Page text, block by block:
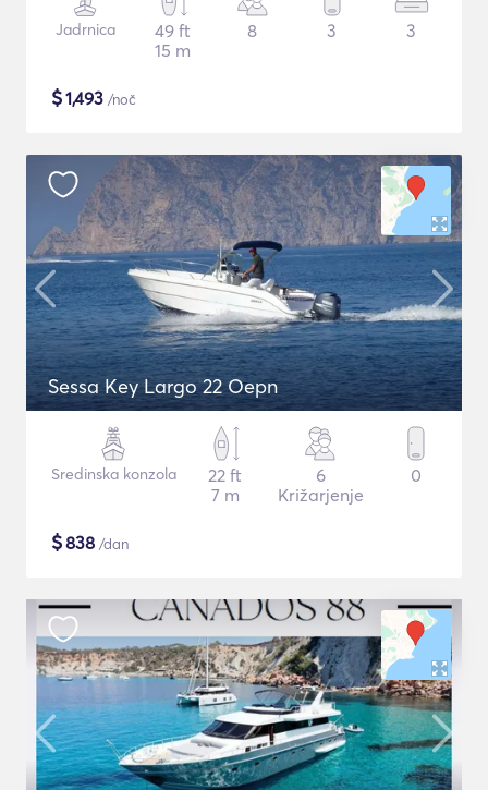
Jadrnica
49 ft
15 m
8 3 3
$1,493 /noč
Sessa Key Largo 22 Oepn
Sredinska konzola
22 ft
7 m
6
Križarjenje
0
$838 /dan